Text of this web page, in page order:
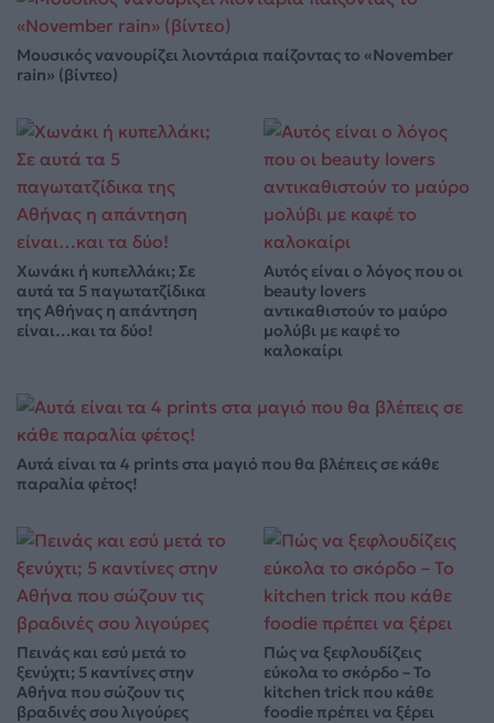
Μουσικός νανουρίζει λιοντάρια παίζοντας το «November
rain» (βίντεο)
Χωνάκι ή κυπελλάκι; Σε
αυτά τα 5 παγωτατζίδικα
της Αθήνας η απάντηση
είναι…και τα δύο!
Αυτός είναι ο λόγος που οι
beauty lovers
αντικαθιστούν το μαύρο
μολύβι με καφέ το
καλοκαίρι
Αυτά είναι τα 4 prints στα μαγιό που θα βλέπεις σε κάθε
παραλία φέτος!
Πεινάς και εσύ μετά το
ξενύχτι; 5 καντίνες στην
Αθήνα που σώζουν τις
βραδινές σου λιγούρες
Πώς να ξεφλουδίζεις
εύκολα το σκόρδο – Το
kitchen trick που κάθε
foodie πρέπει να ξέρει